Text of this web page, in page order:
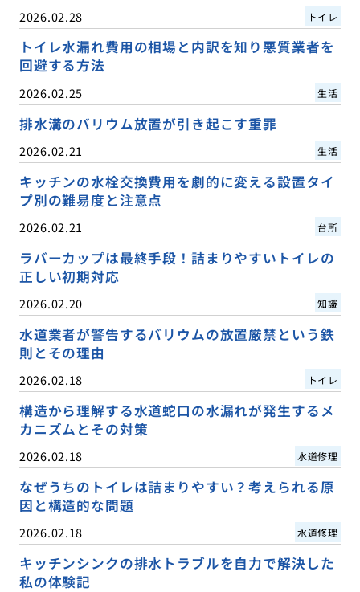
2026.02.28 トイレ
トイレ水漏れ費用の相場と内訳を知り悪質業者を
回避する方法
2026.02.25 生活
排水溝のバリウム放置が引き起こす重罪
2026.02.21 生活
キッチンの水栓交換費用を劇的に変える設置タイ
プ別の難易度と注意点
2026.02.21 台所
ラバーカップは最終手段！詰まりやすいトイレの
正しい初期対応
2026.02.20 知識
水道業者が警告するバリウムの放置厳禁という鉄
則とその理由
2026.02.18 トイレ
構造から理解する水道蛇口の水漏れが発生するメ
カニズムとその対策
2026.02.18 水道修理
なぜうちのトイレは詰まりやすい？考えられる原
因と構造的な問題
2026.02.18 水道修理
キッチンシンクの排水トラブルを自力で解決した
私の体験記